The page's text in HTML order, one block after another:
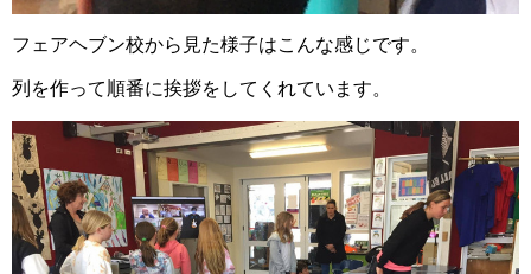
フェアヘブン校から見た様子はこんな感じです。
列を作って順番に挨拶をしてくれています。